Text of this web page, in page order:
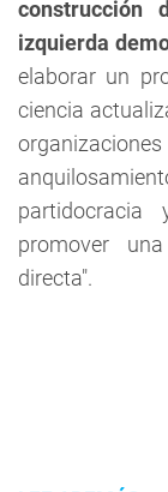
construcción
izquierda
elaborar un
ciencia
promover
directa".